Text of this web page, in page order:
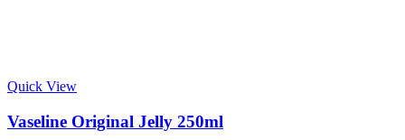
Quick View
Vaseline Original Jelly 250ml